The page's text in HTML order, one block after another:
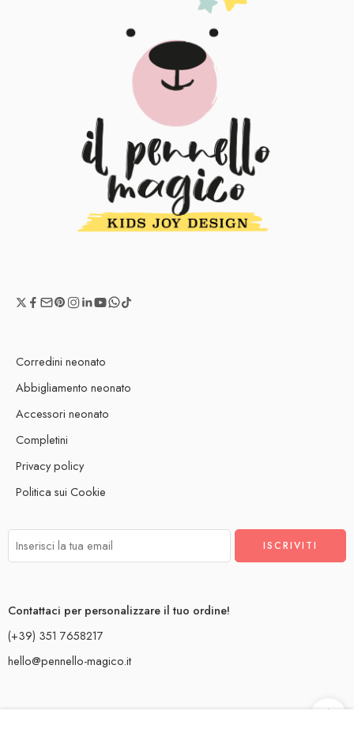
Corredini neonato
Abbigliamento neonato
Accessori neonato
Completini
Privacy policy
Politica sui Cookie
Contattaci per personalizzare il tuo ordine!
(+39) 351 7658217
hello@pennello-magico.it